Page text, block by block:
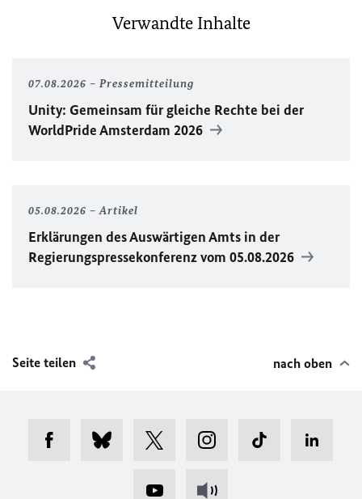
Verwandte Inhalte
07.08.2026 Pressemitteilung
Unity: Gemeinsam für gleiche Rechte bei der
WorldPrideAmsterdam 2026
05.08.2026 Artikel
Erklärungen des Auswärtigen Amts in der
Regierungspressekonferenz vom 05.08.2026
Seite teilen nach oben